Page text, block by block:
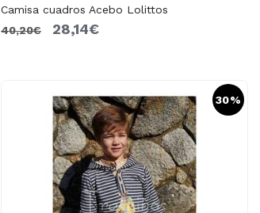
Camisa cuadros Acebo Lolittos
40,20€
28,14€
30%